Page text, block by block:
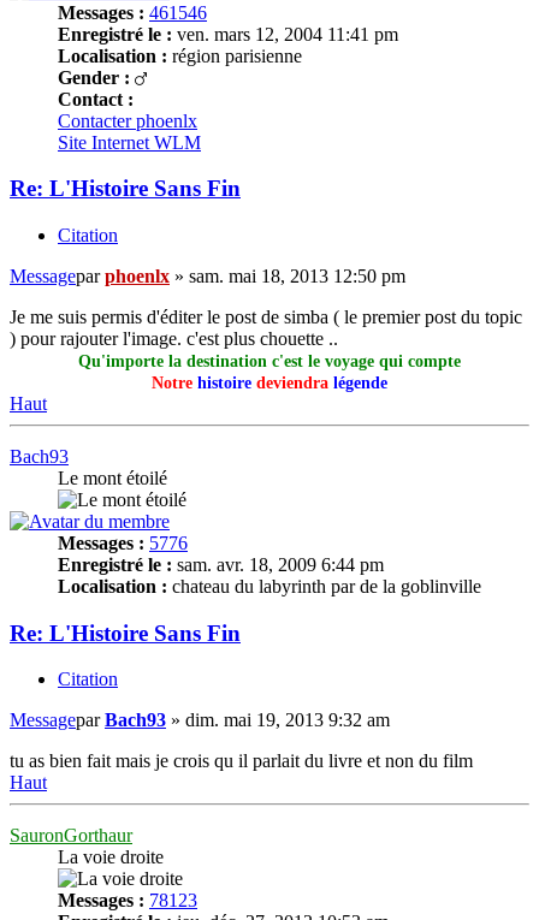
Messages : 461546
Enregistré le : ven. mars 12, 2004 11:41 pm
Localisation : région parisienne
Gender :
Contact :
Contacter phoenlx
Site Internet WLM
Re: L'Histoire Sans Fin
Citation
Messageparphoenlx » sam. mai 18, 2013 12:50 pm
Je me suis permis d'éditer le post de simba ( le premier post du topic
) pour rajouter l'image. c'est plus chouette ..
Qu'importe la destination c'est le voyage qui compte
Notre histoire deviendra légende
Haut
Bach93
Le mont étoilé
Messages : 5776
Enregistré le : sam. avr. 18, 2009 6:44 pm
Localisation : chateau du labyrinth par de la goblinville
Re: L'Histoire Sans Fin
Citation
MessageparBach93 » dim. mai 19, 2013 9:32 am
tu as bien fait mais je crois qu il parlait du livre et non du film
Haut
SauronGorthaur
La voie droite
Messages : 78123